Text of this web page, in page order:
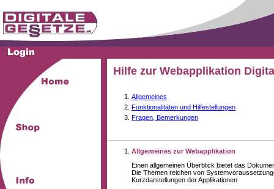
Hilfe zur Webapplikation
Allgemeines
Funktionalitäten und Hilfestellungen
Fragen, Bemerkungen
Allgemeines zur Webapplikation
Einen allgemeinen Überblick bietet das
Die Themen reichen von
Kurzdarstellungen der Applikationen